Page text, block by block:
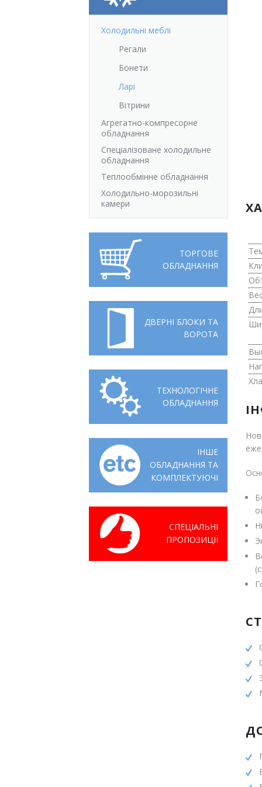
Відгуки
Ліцензії, сертифікати, дипломи
Автоматизація
Модернізація
Холодильні меблі
Регали
Бонети
Ларі
Вітрини
Агрегатно-компресорне
обладнання
Спеціалізоване холодильне
обладнання
Теплообмінне обладнання
Холодильно-морозильні
камери
ТОРГОВЕ
ОБЛАДНАННЯ
ДВЕРНІ БЛОКИ ТА
ВОРОТА
ТЕХНОЛОГІЧНЕ
ОБЛАДНАННЯ
ІНШЕ
ОБЛАДНАННЯ ТА
КОМПЛЕКТУЮЧІ
СПЕЦІАЛЬНІ
ПРОПОЗИЦІЇ